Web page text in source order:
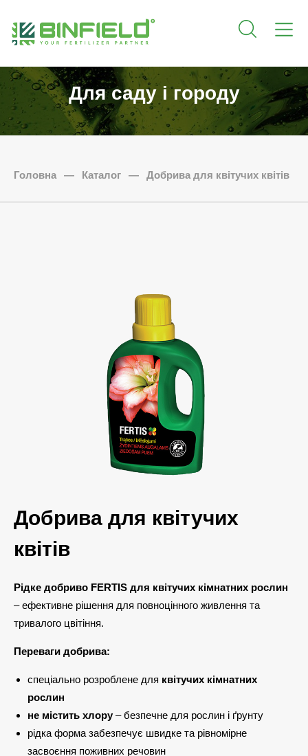
Для саду і городу
Головна — Каталог — Добрива для квітучих квітів
Добрива для квітучих
квітів
Рідке добриво FERTIS для квітучих кімнатних рослин
– ефективне рішення для повноцінного живлення та
тривалого цвітіння.
Переваги добрива:
спеціально розроблене для квітучих кімнатних
рослин
не містить хлору– безпечне для рослин і ґрунту
рідка форма забезпечує швидке та рівномірне
засвоєння поживних речовин